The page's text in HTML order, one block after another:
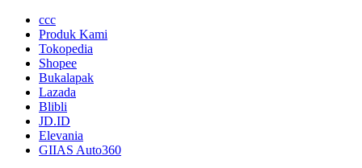
ccc
Produk Kami
Tokopedia
Shopee
Bukalapak
Lazada
Blibli
JD.ID
Elevania
GIIAS Auto360